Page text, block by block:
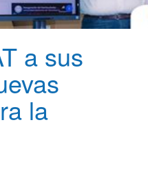
a sus
la